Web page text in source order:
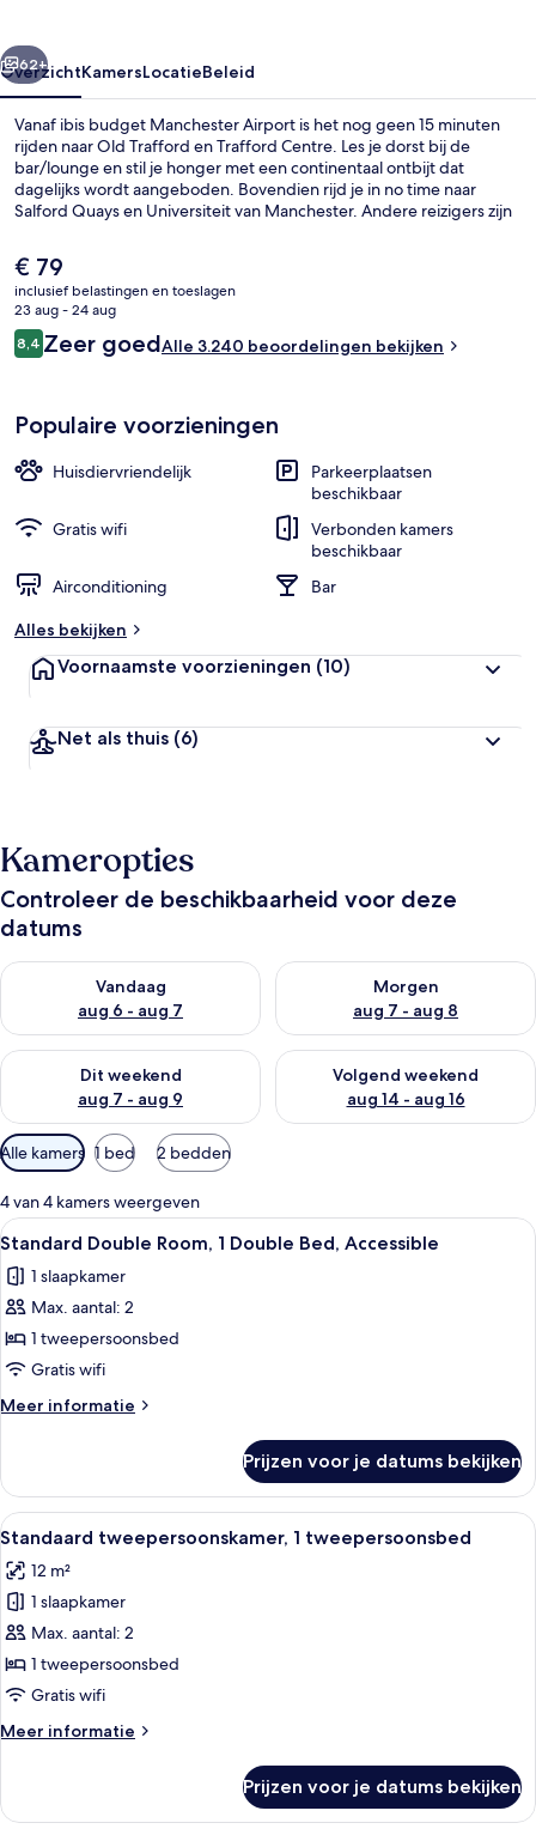
Volgende
62+
OverzichtKamersLocatieBeleid
Vanaf ibis budget Manchester Airport is het nog geen 15 minuten
rijden naar Old Trafford en Trafford Centre. Les je dorst bij de
bar/lounge en stil je honger met een continentaal ontbijt dat
dagelijks wordt aangeboden. Bovendien rijd je in no time naar
Salford Quays en Universiteit van Manchester. Andere reizigers zijn
het vliegveld.
De
huidige
prijs
is
€ 79
€ 79
inclusief belastingen en toeslagen
23 aug - 24 aug
Beoordelingen
8,48,4 op 10 –
Zeer goedAlle 3.240 beoordelingen bekijken
Populaire voorzieningen
Huisdiervriendelijk
Parkeerplaatsen
beschikbaar
Gratis wifi
Verbonden kamers
beschikbaar
Airconditioning
Bar
Alles bekijken
Voornaamste voorzieningen (10)
Net als thuis (6)
Kameropties
Controleer de beschikbaarheid voor deze
datums
Vandaag
aug 6 - aug 7
De beschikbaarheid controleren voor vanavond aug 6 - aug 7
Morgen
aug 7 - aug 8
De beschikbaarheid
Dit weekend
aug 7 - aug 9
De beschikbaarheid controleren voor dit weekend aug 7 -
Volgend weekend
aug 14 - aug 16
De beschikbaarheid
Beschikbare
filters
voor
kamers
Alle kamers 1 bed 2 bedden
4 van 4 kamers weergeven
Alle
foto's
voor
Standard
Double
Room,
1
Double
Accessible
laden
Een kleine, moderne kamer met
9
Standard Double Room, 1 Double Bed, Accessible
1 slaapkamer
Max. aantal: 2
1 tweepersoonsbed
Gratis wifi
Meer informatie
Meer
Double
Room,
1
Bed,
Accessible
Prijzen voor je datums bekijken
Alle
foto's
voor
Standaard
tweepersoonskamer,
1
tweepersoonsbed
Standaard tweepersoonskamer, 1
14
Standaard tweepersoonskamer, 1 tweepersoonsbed
12 m²
1 slaapkamer
Max. aantal: 2
1 tweepersoonsbed
Gratis wifi
Meer informatie
Meer
tweepersoonskamer,
Prijzen voor je datums bekijken